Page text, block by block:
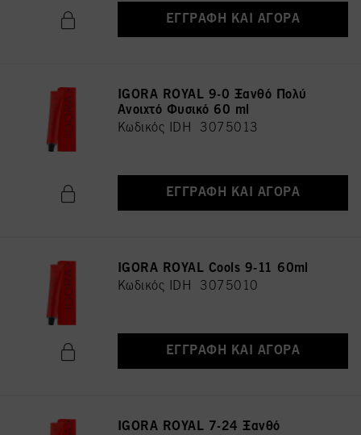
ΕΓΓΡΑΦΉ ΚΑΙ ΑΓΟΡΆ
IGORA ROYAL 9-0 Ξανθό Πολύ
Ανοιχτό Φυσικό 60 ml
Κωδικός IDH 3075013
ΕΓΓΡΑΦΉ ΚΑΙ ΑΓΟΡΆ
IGORA ROYAL Cools 9-11 60ml
Κωδικός IDH 3075010
ΕΓΓΡΑΦΉ ΚΑΙ ΑΓΟΡΆ
IGORA ROYAL 7-24 Ξανθό